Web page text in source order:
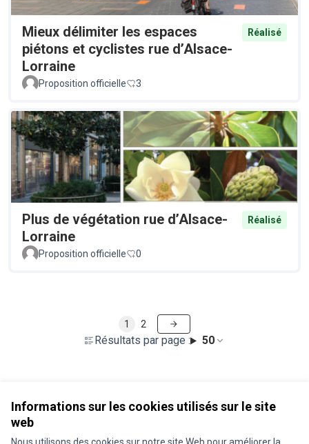
Informations sur les cookies utilisés sur le site
web
Mieux délimiter les espaces
piétons et cyclistes rue d’Alsace-
Lorraine
Réalisé
Proposition officielle 3
Plus de végétation rue d’Alsace-
Lorraine
Réalisé
Proposition officielle 0
Résultats par page : 50
1 2